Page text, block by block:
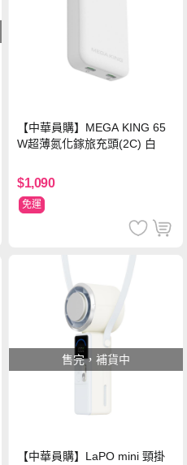
【中華員購】MEGA KING 65
W超薄氮化鎵旅充頭(2C) 白
$1,090
免運
售完，補貨中
【中華員購】LaPO mini 頸掛